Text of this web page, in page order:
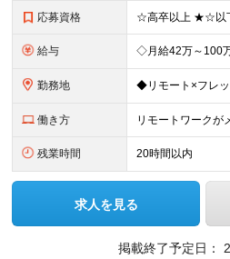
応募資格
給与
勤務地
働き方 リモートワークが
残業時間 20時間以内
求人を見る
掲載終了予定日：